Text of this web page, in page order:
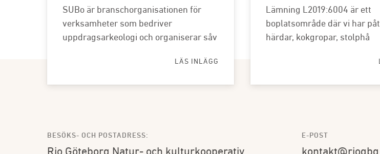
SUBo är branschorganisationen för
verksamheter som bedriver
uppdragsarkeologi och organiserar såv
LÄS INLÄGG
Lämning L2019:6004 är ett
boplatsområde där vi har
härdar, kokgropar, stolphå
BESÖKS- OCH POSTADRESS: E-POST